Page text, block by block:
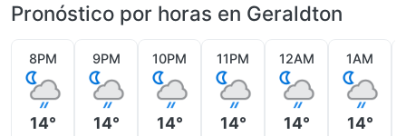
Pronóstico por horas en Geraldton
8PM
14°
9PM
14°
10PM
14°
11PM
14°
12AM
14°
1AM
14°